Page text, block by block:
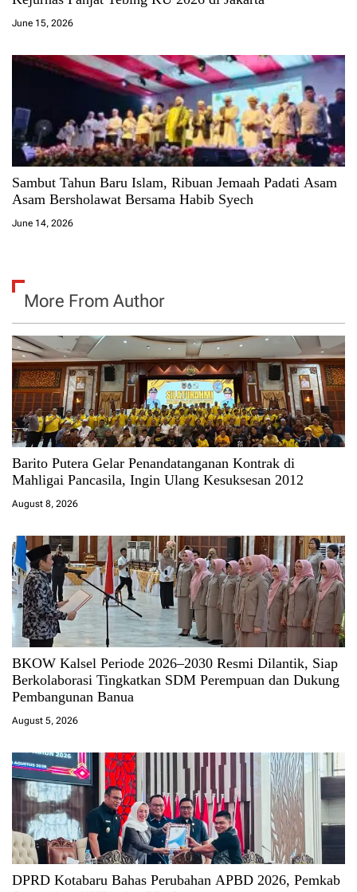
June 15, 2026
Sambut Tahun Baru Islam, Ribuan Jemaah Padati Asam
Asam Bersholawat Bersama Habib Syech
June 14, 2026
More From Author
Barito Putera Gelar Penandatanganan Kontrak di
Mahligai Pancasila, Ingin Ulang Kesuksesan 2012
August 8, 2026
BKOW Kalsel Periode 2026–2030 Resmi Dilantik, Siap
Berkolaborasi Tingkatkan SDM Perempuan dan Dukung
Pembangunan Banua
August 5, 2026
DPRD Kotabaru Bahas Perubahan APBD 2026, Pemkab